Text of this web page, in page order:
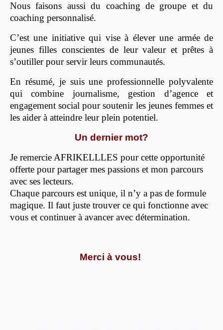
Nous faisons aussi du coaching de groupe et du
coaching personnalisé.
C’est une initiative qui vise à élever une armée de
jeunes filles conscientes de leur valeur et prêtes à
s’outiller pour servir leurs communautés.
En résumé, je suis une professionnelle polyvalente
qui combine journalisme, gestion d’agence et
engagement social pour soutenir les jeunes femmes et
les aider à atteindre leur plein potentiel.
Un dernier mot?
Je remercie AFRIKELLLES pour cette opportunité
offerte pour partager mes passions et mon parcours
avec ses lecteurs.
Chaque parcours est unique, il n’y a pas de formule
magique. Il faut juste trouver ce qui fonctionne avec
vous et continuer à avancer avec détermination.
Merci à vous!